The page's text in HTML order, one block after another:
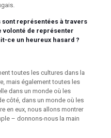
représentées à travers
volonté de représenter
ce un heureux hasard ?
toutes les cultures dans la
mais également toutes les
dans un monde où les
côté, dans un monde où les
en eux, nous allons montrer
– donnons-nous la main